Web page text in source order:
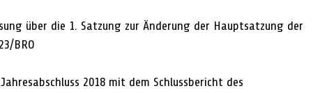
über die 1. Satzung zur Änderung der Hauptsatzung der
BRO
2018 mit dem Schlussbericht des